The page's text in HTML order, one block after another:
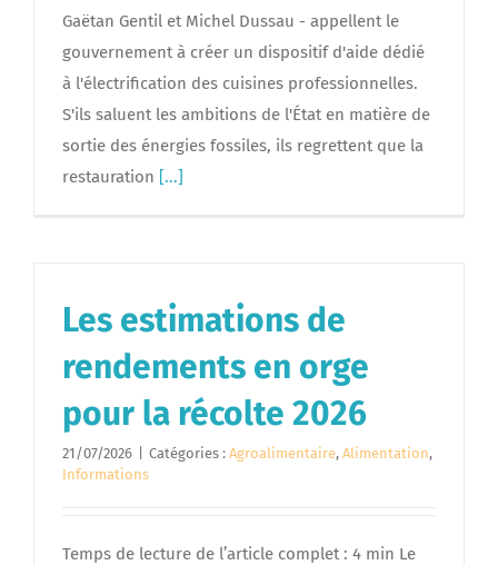
Gaëtan Gentil et Michel Dussau - appellent le
gouvernement à créer un dispositif d'aide dédié
à l'électrification des cuisines professionnelles.
S'ils saluent les ambitions de l'État en matière de
sortie des énergies fossiles, ils regrettent que la
restauration [...]
Les estimations de
rendements en orge
pour la récolte 2026
21/07/2026 Catégories : Agroalimentaire, Alimentation,
Informations
Temps de lecture de l’article complet : 4 min Le